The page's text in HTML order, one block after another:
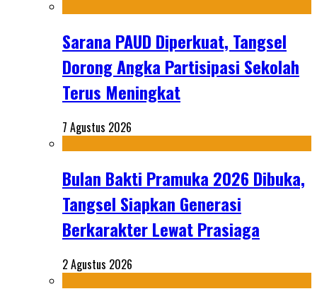
Sarana PAUD Diperkuat, Tangsel
Dorong Angka Partisipasi Sekolah
Terus Meningkat
7 Agustus 2026
Bulan Bakti Pramuka 2026 Dibuka,
Tangsel Siapkan Generasi
Berkarakter Lewat Prasiaga
2 Agustus 2026